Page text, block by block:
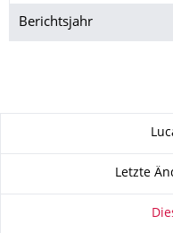
Berichtsjahr
Letzte